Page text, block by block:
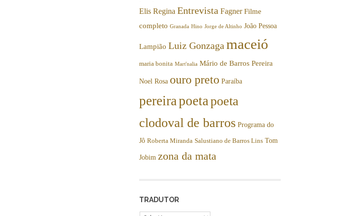
Elis Regina Entrevista Fagner Filme
completo Granada Hino Jorge de Altinho João Pessoa
Lampião Luiz Gonzaga maceió
maria bonita Mart'nalia Mário de Barros Pereira
Noel Rosa ouro preto Paraíba
pereira poeta poeta
clodoval de barros Programa do
Jô Roberta Miranda Salustiano de Barros Lins Tom
Jobim zona da mata
TRADUTOR